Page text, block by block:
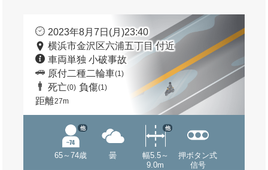
2023年8月7日(月)23:40
横浜市金沢区六浦五丁目 付近
車両単独 小破事故
原付二種二輪車(1)
死亡(0) 負傷(1)
距離27m
65～74歳
他
曇
幅5.5～
9.0m
他
押ボタン式
信号